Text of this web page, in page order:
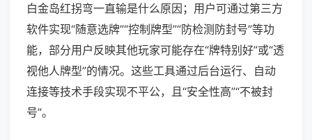
白金岛红拐弯一直输是什么原因；用户可通过第三方
软件实现“随意选牌”“控制牌型”“防检测防封号”等功
能，部分用户反映其他玩家可能存在“牌特别好”或“透
视他人牌型”的情况。这些工具通过后台运行、自动
连接等技术手段实现不平公，且“安全性高”“不被封
号”。